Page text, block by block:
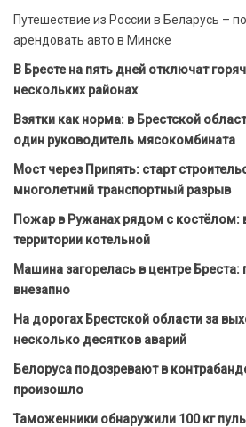
Путешествие из России в Беларусь –
арендовать авто в Минске
В Бресте на пять дней отключат
нескольких районах
Взятки как норма: в Брестской
один руководитель мясокомбината
Мост через Припять: старт
многолетний транспортный разрыв
Пожар в Ружанах рядом с костёлом:
территории котельной
Машина загорелась в центре
внезапно
На дорогах Брестской области за
несколько десятков аварий
Белоруса подозревают в
произошло
Таможенники обнаружили 100 кг